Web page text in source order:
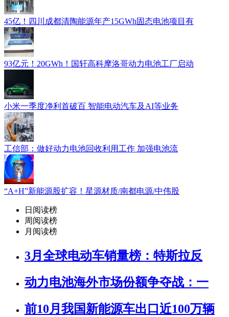
45亿！四川成都清陶能源年产15GWh固态电池项目有
93亿元！20GWh！国轩高科摩洛哥动力电池工厂启动
小米一季度净利首破百 智能电动汽车及AI等业务
工信部：做好动力电池回收利用工作 加强电池流
“A+H”新能源股扩容！星源材质/南都电源/中伟股
日阅读榜
周阅读榜
月阅读榜
3月全球电动车销量榜：特斯拉反
动力电池海外市场份额争夺战：一
前10月我国新能源车出口近100万辆